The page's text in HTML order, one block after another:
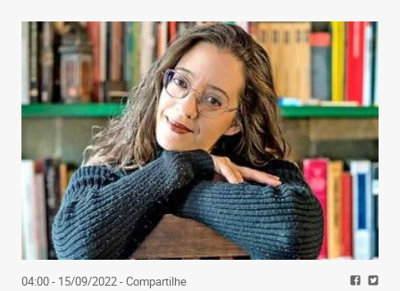
04:00 - 15/09/2022- Compartilhe